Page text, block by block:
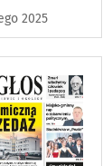
2025